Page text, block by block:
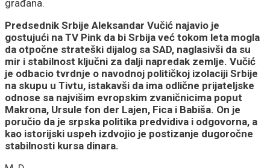
građana.
Predsednik Srbije Aleksandar Vučić najavio je
gostujući na TV Pink da bi Srbija već tokom leta mogla
da otpočne strateški dijalog sa SAD, naglasivši da su
mir i stabilnost ključni za dalji napredak zemlje. Vučić
je odbacio tvrdnje o navodnoj političkoj izolaciji Srbije
na skupu u Tivtu, istakavši da ima odlične prijateljske
odnose sa najvišim evropskim zvaničnicima poput
Makrona, Ursule fon der Lajen, Fica i Babiša. On je
poručio da je srpska politika predvidiva i odgovorna, a
kao istorijski uspeh izdvojio je postizanje dugoročne
stabilnosti kursa dinara.